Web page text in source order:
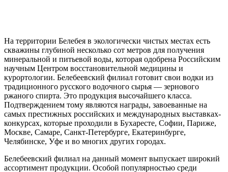
На территории Белебея в экологически чистых местах есть
скважины глубиной несколько сот метров для получения
минеральной и питьевой воды, которая одобрена Российским
научным Центром восстановительной медицины и
курортологии. Белебеевский филиал готовит свои водки из
традиционного русского водочного сырья — зернового
ржаного спирта. Это продукция высочайшего класса.
Подтверждением тому являются награды, завоеванные на
самых престижных российских и международных выставках-
конкурсах, которые проходили в Бухаресте, Софии, Париже,
Москве, Самаре, Санкт-Петербурге, Екатеринбурге,
Челябинске, Уфе и во многих других городах.
Белебеевский филиал на данный момент выпускает широкий
ассортимент продукции. Особой популярностью среди